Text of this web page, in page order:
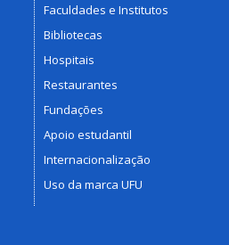
Faculdades e Institutos
Bibliotecas
Hospitais
Restaurantes
Fundações
Apoio estudantil
Internacionalização
Uso da marca UFU